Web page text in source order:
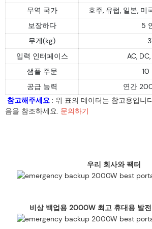
무역 국가
호주, 유럽, 일본, 미
보장하다
5
무게(kg)
입력 인터페이스
AC,
샘플 주문
10
공급 능력
연간
참고해주세요 : 위 표의 데이터는 참고용입니
음을 참조하세요. 문의하기
우리 회사와 팩터
비상 백업용 2000W 최고 휴대용 발